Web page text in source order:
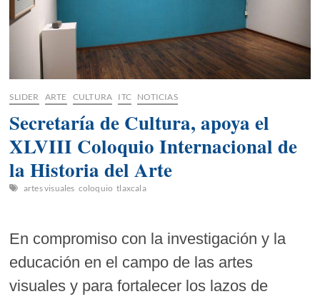
SLIDER ARTE CULTURA ITC NOTICIAS
Secretaría de Cultura, apoya el
XLVIII Coloquio Internacional de
la Historia del Arte
artes visuales coloquio tlaxcala
En compromiso con la investigación y la
educación en el campo de las artes
visuales y para fortalecer los lazos de